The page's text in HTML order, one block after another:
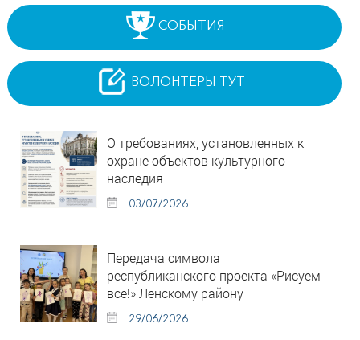
СОБЫТИЯ
ВОЛОНТЕРЫ ТУТ
О требованиях, установленных к
охране объектов культурного
наследия
03/07/2026
Передача символа
республиканского проекта «Рисуем
все!» Ленскому району
29/06/2026